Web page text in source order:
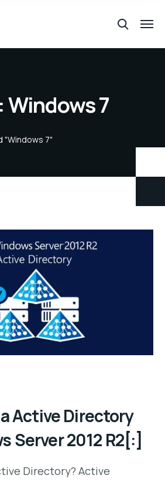
Windows 7
"Windows 7"
Active Directory
Server 2012 R2[:]
Directory? Active